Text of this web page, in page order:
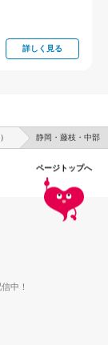
詳しく見る
静岡・藤枝・中部
ページトップへ
中！